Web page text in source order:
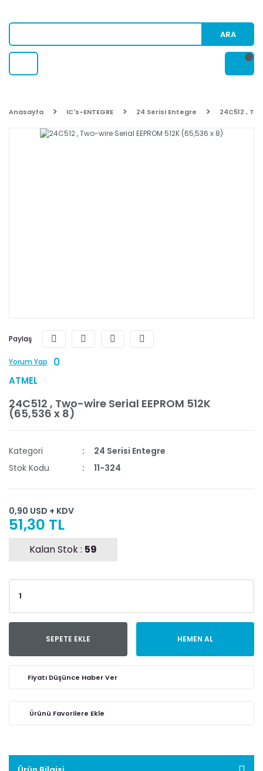
ARA
Anasayfa IC's-ENTEGRE 24 Serisi Entegre 24C512 ,
Paylaş
Yorum Yap 0
ATMEL
24C512 , Two-wire Serial EEPROM 512K
(65,536 x 8)
Kategori
24 Serisi Entegre
Stok Kodu
11-324
0,90 USD + KDV
51,30 TL
Kalan Stok : 59
SEPETE EKLE HEMEN AL
Fiyatı Düşünce Haber Ver